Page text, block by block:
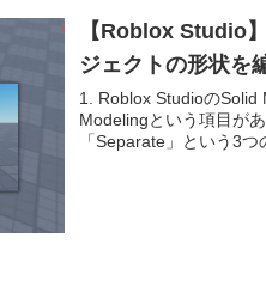
【Roblox Studio
ジェクトの形状を
1. Roblox StudioのSolid
Modelingという項目が
「Separate」という3つ